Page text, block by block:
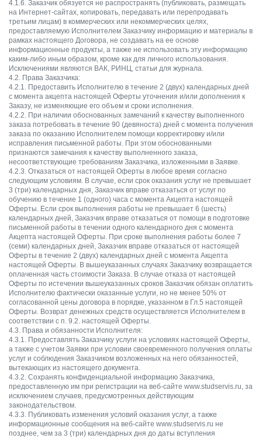
4.1.6. Заказчик обязуется не распространять (публиковать, размещать
на Интернет-сайтах, копировать, передавать или перепродавать
третьим лицам) в коммерческих или некоммерческих целях,
предоставляемую Исполнителем Заказчику информацию и материалы в
рамках настоящего Договора, не создавать на ее основе
информационные продукты, а также не использовать эту информацию
каким-либо иным образом, кроме как для личного использования.
Исключениями являются ВАК, РИНЦ, статьи для журнала.
4.2. Права Заказчика:
4.2.1. Предоставить Исполнителю в течение 2 (двух) календарных дней
с момента акцепта настоящей Оферты уточнения и/или дополнения к
Заказу, не изменяющие его объем и сроки исполнения.
4.2.2. При наличии обоснованных замечаний к качеству выполненного
заказа потребовать в течение 90 (девяноста) дней с момента получения
заказа по оказанию Исполнителем помощи корректировку и/или
исправления письменной работы. При этом обоснованными
признаются замечания к качеству выполненного заказа,
несоответствующие требованиям Заказчика, изложенными в Заявке.
4.2.3. Отказаться от настоящей Оферты в любое время согласно
следующим условиям. В случае, если срок оказания услуг не превышает
3 (три) календарных дня, Заказчик вправе отказаться от услуг по
обучению в течение 1 (одного) часа с момента Акцепта настоящей
Оферты. Если срок выполнения работы не превышает 6 (шесть)
календарных дней, Заказчик вправе отказаться от помощи в подготовке
письменной работы в течении одного календарного дня с момента
Акцепта настоящей Оферты. При сроке выполнения работы более 7
(семи) календарных дней, Заказчик вправе отказаться от настоящей
Оферты в течение 2 (двух) календарных дней с момента Акцепта
настоящей Оферты. В вышеуказанных случаях Заказчику возвращается
оплаченная часть стоимости Заказа. В случае отказа от настоящей
Оферты по истечении вышеуказанных сроков Заказчик обязан оплатить
Исполнителю фактически оказанные услуги, но не менее 50% от
согласованной цены договора в порядке, указанном в Гл.5 настоящей
Оферты. Возврат денежных средств осуществляется Исполнителем в
соответствии с п. 9.2. настоящей Оферты.
4.3. Права и обязанности Исполнителя:
4.3.1. Предоставлять Заказчику услуги на условиях настоящей Оферты,
а также с учетом Заявки при условии своевременного получения оплаты
услуг и соблюдения Заказчиком возложенных на него обязанностей,
вытекающих из настоящего документа.
4.3.2. Сохранять конфиденциальной информацию Заказчика,
предоставленную им при регистрации на веб-сайте www.studservis.ru, за
исключением случаев, предусмотренных действующим
законодательством.
4.3.3. Публиковать изменения условий оказания услуг, а также
информационные сообщения на веб-сайте www.studservis.ru не
позднее, чем за 3 (три) календарных дня до даты вступления